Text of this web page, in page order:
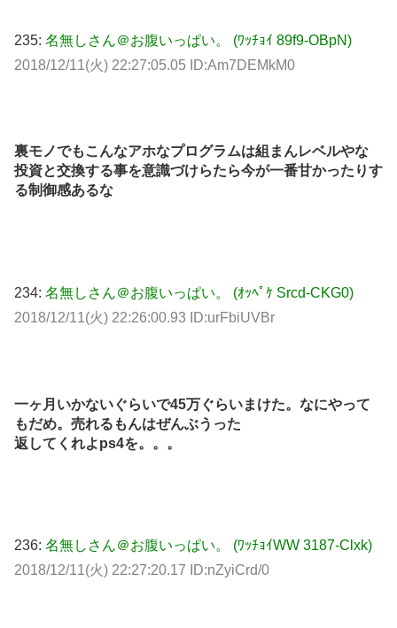
235: 名無しさん＠お腹いっぱい。 (ﾜｯﾁｮｲ 89f9-OBpN)
2018/12/11(火) 22:27:05.05 ID:Am7DEMkM0
裏モノでもこんなアホなプログラムは組まんレベルやな
投資と交換する事を意識づけらたら今が一番甘かったりす
る制御感あるな
234: 名無しさん＠お腹いっぱい。 (ｵｯﾍﾟｹ Srcd-CKG0)
2018/12/11(火) 22:26:00.93 ID:urFbiUVBr
一ヶ月いかないぐらいで45万ぐらいまけた。なにやって
もだめ。売れるもんはぜんぶうった
返してくれよps4を。。。
236: 名無しさん＠お腹いっぱい。 (ﾜｯﾁｮｲWW 3187-Clxk)
2018/12/11(火) 22:27:20.17 ID:nZyiCrd/0